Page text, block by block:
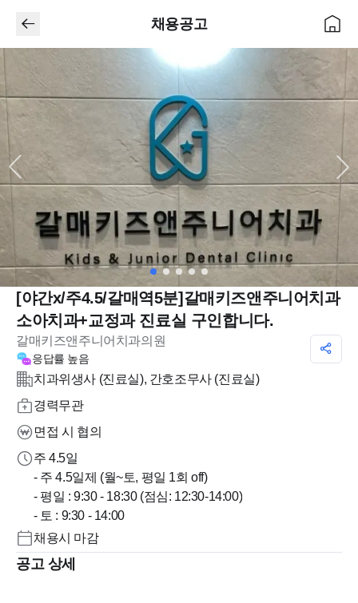
채용공고
[야간x/주4.5/갈매역5분]갈매키즈앤주니어치과
소아치과+교정과 진료실 구인합니다.
갈매키즈앤주니어치과의원
응답률 높음
치과위생사 (진료실), 간호조무사 (진료실)
경력무관
면접 시 협의
주 4.5일
- 주 4.5일제 (월~토, 평일 1회 off)
- 평일 : 9:30 - 18:30 (점심: 12:30-14:00)
- 토 : 9:30 - 14:00
채용시 마감
공고 상세